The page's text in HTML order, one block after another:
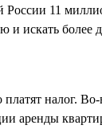
11
и искать более
налог.
аренды